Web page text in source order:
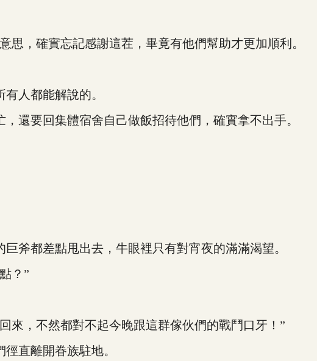
，確實忘記感謝這茬，畢竟有他們幫助才更加順利。
人都能解說的。
要回集體宿舍自己做飯招待他們，確實拿不出手。
都差點甩出去，牛眼裡只有對宵夜的滿滿渴望。
？”
，不然都對不起今晚跟這群傢伙們的戰鬥口牙！”
直離開眷族駐地。